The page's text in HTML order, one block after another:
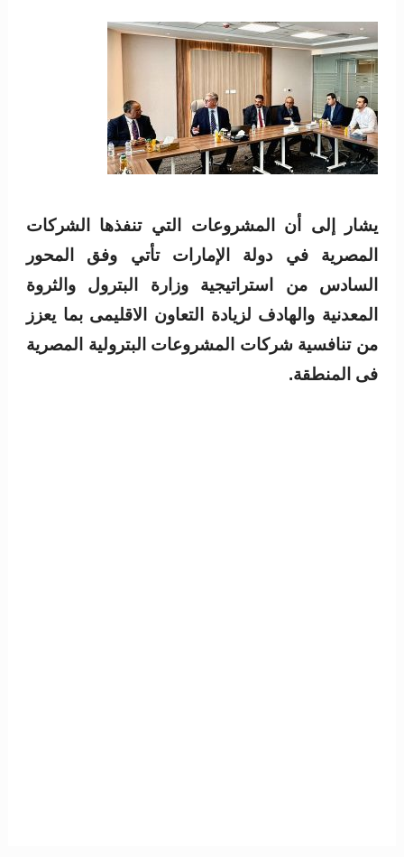
يشار إلى أن المشروعات التي تنفذها الشركات
المصرية في دولة الإمارات تأتي وفق المحور
السادس من استراتيجية وزارة البترول والثروة
المعدنية والهادف لزيادة التعاون الاقليمى بما يعزز
من تنافسية شركات المشروعات البترولية المصرية
فى المنطقة.